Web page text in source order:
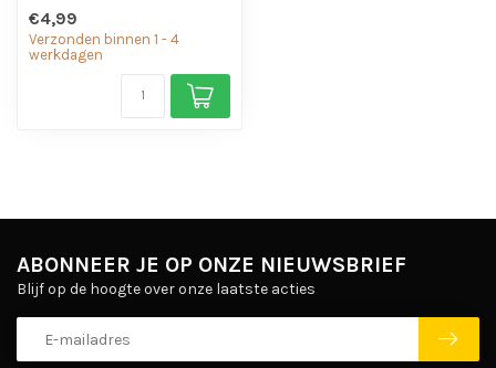
€4,99
Verzonden binnen 1 - 4
werkdagen
ABONNEER JE OP ONZE NIEUWSBRIEF
Blijf op de hoogte over onze laatste acties